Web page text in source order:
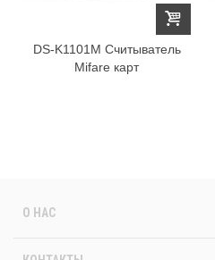
DS-K1101M Считыватель
Mifare карт
О НАС